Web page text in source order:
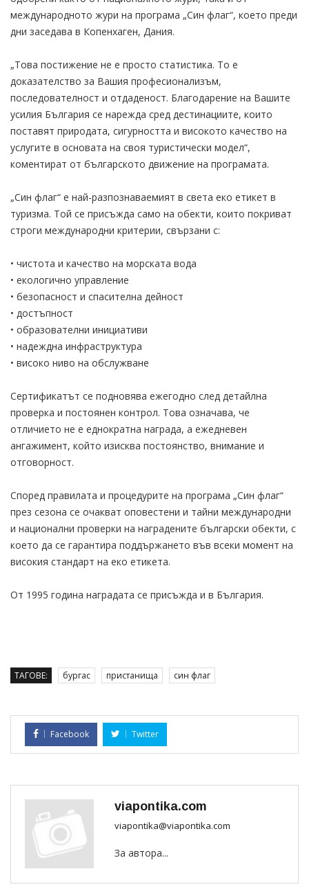
международното жури на програма „Син флаг“, което преди
дни заседава в Копенхаген, Дания.
„Това постижение не е просто статистика. То е
доказателство за Вашия професионализъм,
последователност и отдаденост. Благодарение на Вашите
усилия България се нарежда сред дестинациите, които
поставят природата, сигурността и високото качество на
услугите в основата на своя туристически модел“,
коментират от българското движение на програмата.
„Син флаг“ е най-разпознаваемият в света еко етикет в
туризма. Той се присъжда само на обекти, които покриват
строги международни критерии, свързани с:
• чистота и качество на морската вода
• екологично управление
• безопасност и спасителна дейност
• достъпност
• образователни инициативи
• надеждна инфраструктура
• високо ниво на обслужване
Сертификатът се подновява ежегодно след детайлна
проверка и постоянен контрол. Това означава, че
отличието не е еднократна награда, а ежедневен
ангажимент, който изисква постоянство, внимание и
отговорност.
Според правилата и процедурите на програма „Син флаг“
през сезона се очакват оповестени и тайни международни
и национални проверки на наградените български обекти, с
което да се гарантира поддържането във всеки момент на
високия стандарт на еко етикета.
От 1995 година наградата се присъжда и в България.
ТАГОВЕ: бургас пристанища син флаг
Facebook Twitter
viapontika.com
viapontika@viapontika.com
За автора...